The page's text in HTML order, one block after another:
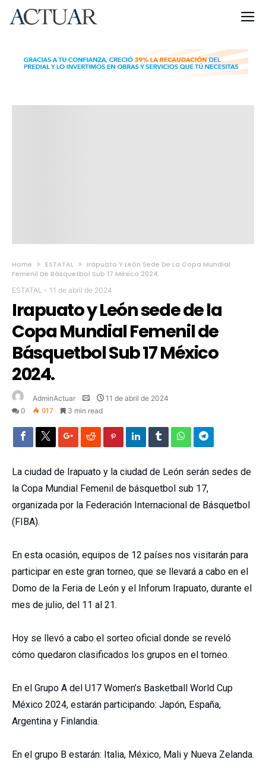
Home ESTATAL
Irapuato Y León Sede De La Copa Mundial
Femenil De Básquetbol Sub 17 México 2024.
ESTATAL - 11 de abril de 2024
Irapuato y León sede de la
Copa Mundial Femenil de
Básquetbol Sub 17 México
2024.
AdminActuar
11 de abril de 2024
0
917 3 min read
La ciudad de Irapuato y la ciudad de León serán sedes de
la Copa Mundial Femenil de básquetbol sub 17,
organizada por la Federación Internacional de Básquetbol
(FIBA).
En esta ocasión, equipos de 12 países nos visitarán para
participar en este gran torneo, que se llevará a cabo en el
Domo de la Feria de León y el Inforum Irapuato, durante el
mes de julio, del 11 al 21.
Hoy se llevó a cabo el sorteo oficial donde se reveló
cómo quedaron clasificados los grupos en el torneo.
En el Grupo A del U17 Women’s Basketball World Cup
México 2024, estarán participando: Japón, España,
Argentina y Finlandia.
En el grupo B estarán: Italia, México, Mali y Nueva Zelanda.